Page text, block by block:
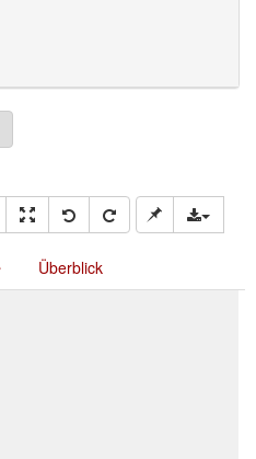
Überblick